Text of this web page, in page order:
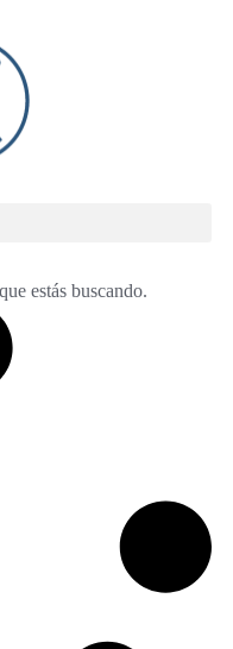
estás buscando.